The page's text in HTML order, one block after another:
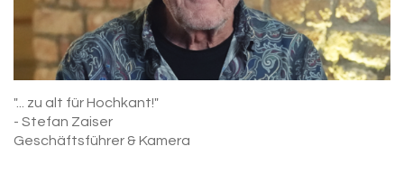
"... zu alt für Hochkant!"
- Stefan Zaiser
Geschäftsführer & Kamera